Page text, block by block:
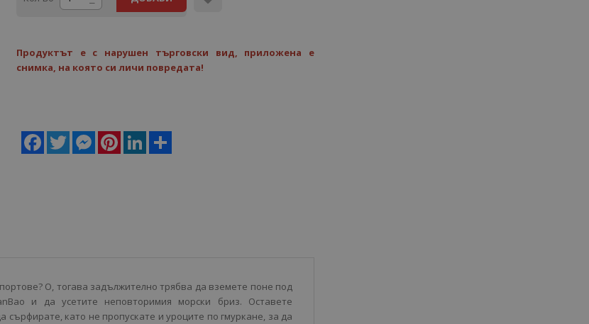
Продуктът е с нарушен търговски вид, приложена е
снимка, на която си личи повредата!
Facebook
Twitter MessengerPinterestLinkedIn
О, тогава задължително трябва да вземете поне под
и да усетите неповторимия морски бриз. Оставете
сърфирате, като не пропускате и уроците по гмуркане, за да